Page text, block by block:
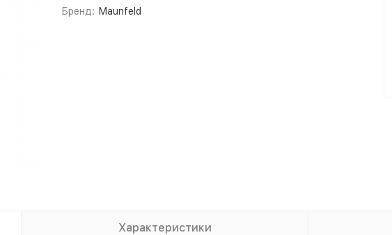
Бренд: Maunfeld
Характеристики